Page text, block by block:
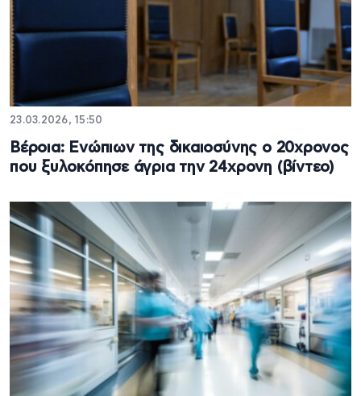
23.03.2026, 15:50
Βέροια: Ενώπιων της δικαιοσύνης ο 20χρονος
που ξυλοκόπησε άγρια την 24χρονη (βίντεο)